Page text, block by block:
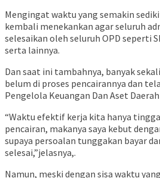
Mengingat waktu yang semakin
kembali menekankan agar seluruh
selesaikan oleh seluruh OPD seperti
serta lainnya.
Dan saat ini tambahnya, banyak
belum di proses pencairannya dan
Pengelola Keuangan Dan Aset
“Waktu efektif kerja kita hanya
pencairan, makanya saya kebut
supaya persoalan tunggakan bayar
selesai,”jelasnya,.
Namun, meski dengan sisa waktu